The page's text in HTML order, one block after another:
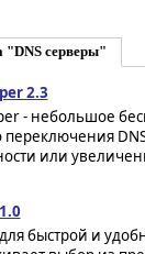
"DNS серверы"
2.3
- небольшое
переключения
или
быстрой и